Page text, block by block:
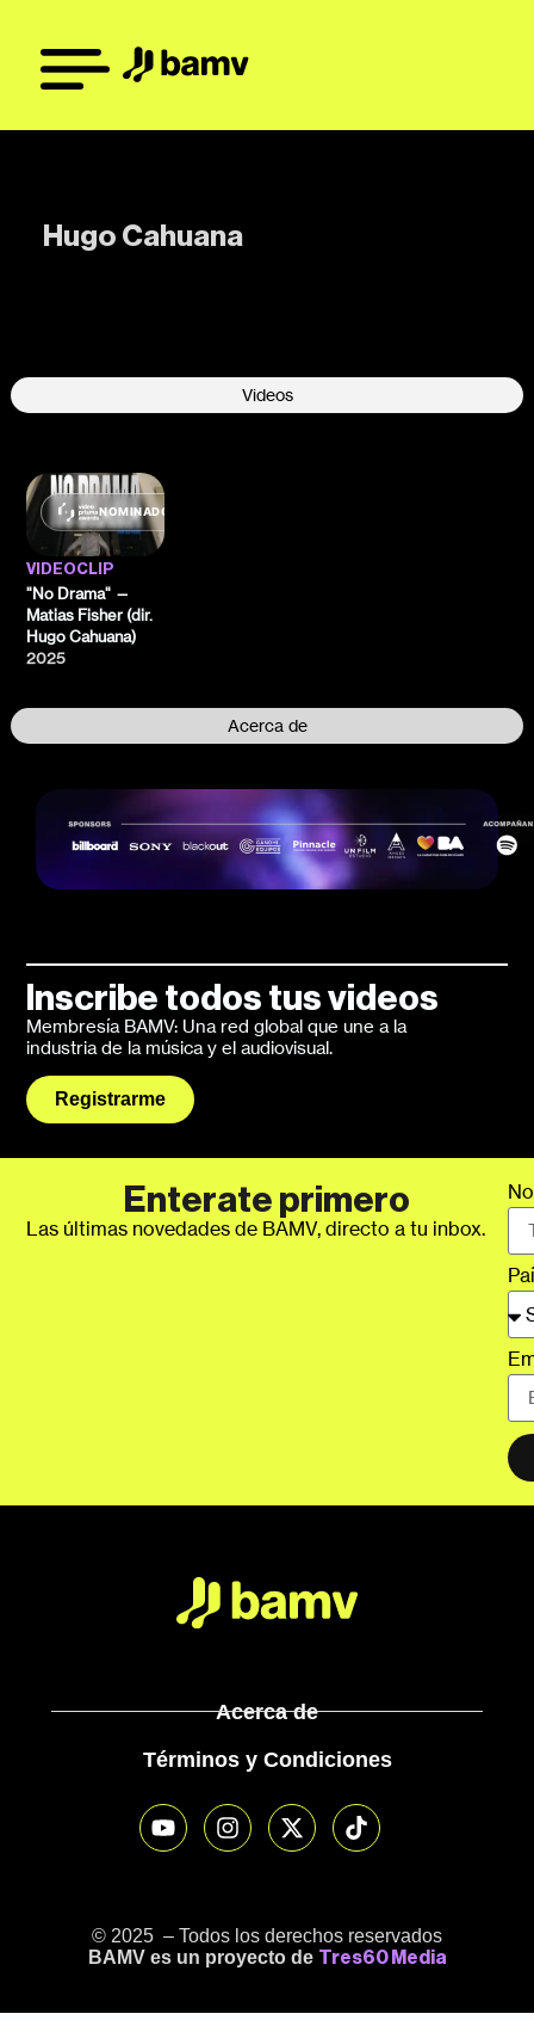
Hugo Cahuana
Videos
Acerca de
NOMINADO
VIDEOCLIP
"No Drama" —
Matias Fisher (dir.
Hugo Cahuana)
2025
Inscribe todos tus videos
Membresía BAMV: Una red global que une a la
industria de la música y el audiovisual.
Registrarme
Enterate primero
Las últimas novedades de BAMV, directo a tu inbox.
Acerca de
Términos y Condiciones
© 2025 – Todos los derechos reservados
BAMV es un proyecto de Tres60 Media